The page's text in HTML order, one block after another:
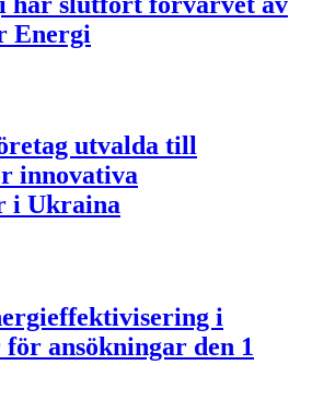
Energi
utvalda till
innovativa
i Ukraina
i
för ansökningar den 1